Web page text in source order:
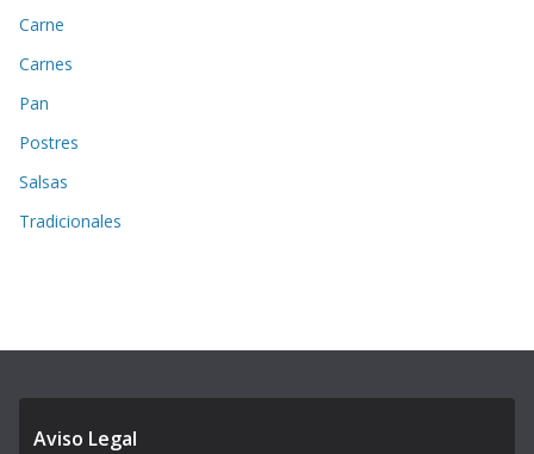
Carne
Carnes
Pan
Postres
Salsas
Tradicionales
Aviso Legal